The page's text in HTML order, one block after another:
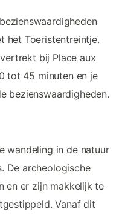
het Toeristentreintje.
bij Place aux
tot 45 minuten en je
bezienswaardigheden.
wandeling in de natuur
De archeologische
en er zijn makkelijk te
Vanaf dit